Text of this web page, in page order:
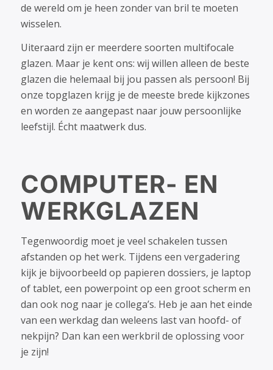
de wereld om je heen zonder van bril te moeten
wisselen.
Uiteraard zijn er meerdere soorten multifocale
glazen. Maar je kent ons: wij willen alleen de beste
glazen die helemaal bij jou passen als persoon! Bij
onze topglazen krijg je de meeste brede kijkzones
en worden ze aangepast naar jouw persoonlijke
leefstijl. Écht maatwerk dus.
COMPUTER- EN
WERKGLAZEN
Tegenwoordig moet je veel schakelen tussen
afstanden op het werk. Tijdens een vergadering
kijk je bijvoorbeeld op papieren dossiers, je laptop
of tablet, een powerpoint op een groot scherm en
dan ook nog naar je collega’s. Heb je aan het einde
van een werkdag dan weleens last van hoofd- of
nekpijn? Dan kan een werkbril de oplossing voor
je zijn!